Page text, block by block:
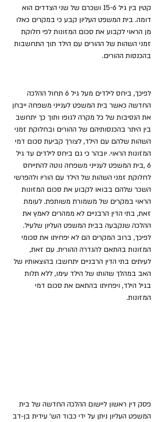
קטין בין גיל 15-6 ושכרם של שני הצדדים הוא
דומה. בית המשפט העליון קבע כי במקרים כאלו
מן הראוי לקבוע את סכום המזונות לפי חלוקת
זמני השהות של ההורים עם הילד תוך התחשבות
בהכנסות ההורים.
לפיכך, ביחס לילדים מעל גיל 6 תחול ההלכה
החדשה כאשר בית המשפט לענייני משפחה ייבחן
את הנסיבות של כל מקרה לגופו ותוך כך יתחשב
בין היתר בהכנסותיהם של ההורים ובחלוקת זמני
השהות שלהם עם הילד, לצורך קביעת סכום דמי
המזונות הראוי. יובהר כי גם ביחס לילדים עד גיל
6 ,בית המשפט לענייני משפחה נוטה להתייחס
לחלוקת זמני השהות של הילד עם הוריו ולהפרשי
השכר שלהם בבואו לקבוע את סכום המזונות
הראוי במקרים של משמורת משותפת. לעומת
זאת, בתי הדין הרבניים לא ממהרים לאמץ את
ההלכה שנקבעה בבית המשפט העליון שלעיל.
לפיכך, ברוב המקרים הם לא יפחיתו את סכומי
המזונות בהתאם להגדרה ההורית. עם זאת,
לעיתים בתי הדין הרבניים יתחשבו בהוצאותיו של
האב במהלך שהותו של הילד עימו, ללא תלות
בגיל הילד, ויפחיתו בהתאם את סכום דמי
המזונות.
פסק דין ראשון ליישום ההלכה החדשה של בית
המשפט העליון ניתן על ידי כבוד הש' עידית בן-דב